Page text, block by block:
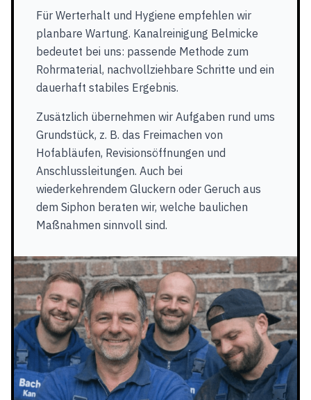
Für Werterhalt und Hygiene empfehlen wir
planbare Wartung. Kanalreinigung Belmicke
bedeutet bei uns: passende Methode zum
Rohrmaterial, nachvollziehbare Schritte und ein
dauerhaft stabiles Ergebnis.
Zusätzlich übernehmen wir Aufgaben rund ums
Grundstück, z. B. das Freimachen von
Hofabläufen, Revisionsöffnungen und
Anschlussleitungen. Auch bei
wiederkehrendem Gluckern oder Geruch aus
dem Siphon beraten wir, welche baulichen
Maßnahmen sinnvoll sind.